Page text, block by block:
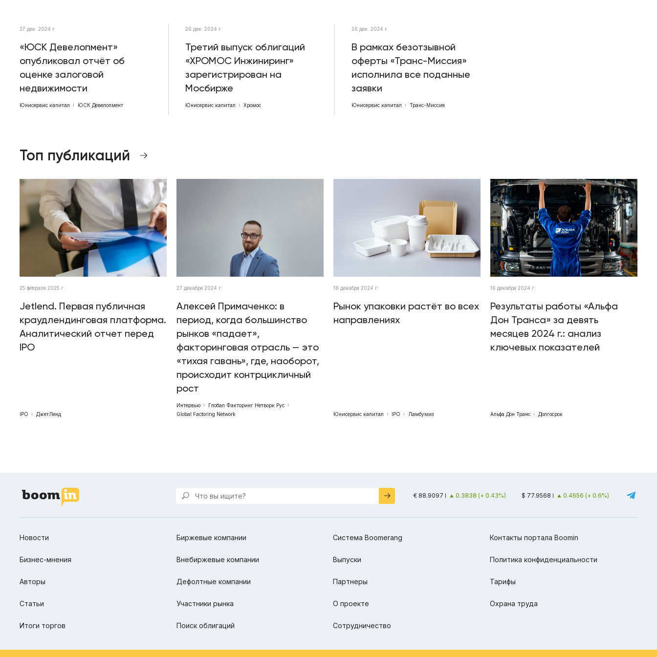
27 дек. 2024 г.
«ЮСК Девелопмент»
опубликовал отчёт об
оценке залоговой
недвижимости
Юнисервис капитал ЮСК Девелопмент
26 дек. 2024 г.
Третий выпуск облигаций
«ХРОМОС Инжиниринг»
зарегистрирован на
Мосбирже
Юнисервис капитал Хромос
26 дек. 2024 г.
В рамках безотзывной
оферты «Транс-Миссия»
исполнила все поданные
заявки
Юнисервис капитал Транс-Миссия
Топ публикаций
25 февраля 2025 г.
Jetlend. Первая публичная
краудлендинговая платформа.
Аналитический отчет перед
IPO
IPO ДжетЛенд
27 декабря 2024 г.
Алексей Примаченко: в
период, когда большинство
рынков «падает»,
факторинговая отрасль — это
«тихая гавань», где, наоборот,
происходит контрцикличный
рост
Интервью
Глобал Факторинг Нетворк Рус
Global Factoring Network
18 декабря 2024 г.
Рынок упаковки растёт во всех
направлениях
Юнисервис капитал IPO Ламбумиз
16 декабря 2024 г.
Результаты работы «Альфа
Дон Транса» за девять
месяцев 2024 г.: анализ
ключевых показателей
Альфа Дон Транс Долгосрок
€ 88.9097 0.3838 (+ 0.43%) $ 77.9568 0.4656 (+ 0.6%)
Новости
Бизнес-мнения
Авторы
Статьи
Итоги торгов
Биржевые компании
Внебиржевые компании
Дефолтные компании
Участники рынка
Поиск облигаций
Система Boomerang
Выпуски
Партнеры
О проекте
Сотрудничество
Контакты портала Boomin
Политика конфиденциальности
Тарифы
Охрана труда